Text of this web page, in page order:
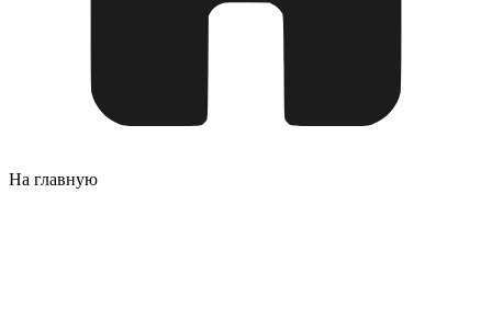
На главную